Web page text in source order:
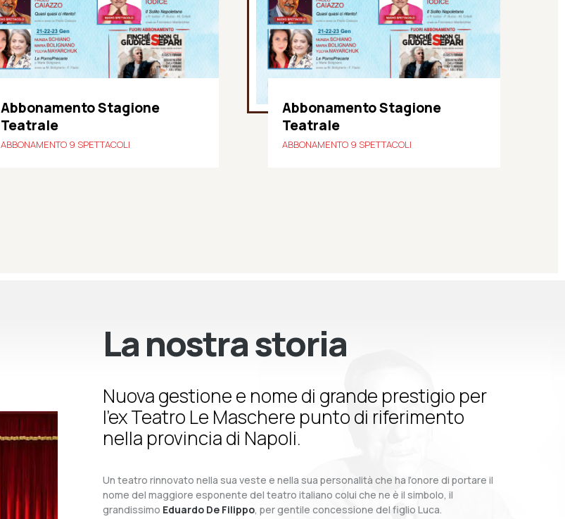
Abbonamento Stagione
Teatrale
ABBONAMENTO 9 SPETTACOLI
Abbonamento Stagione
Teatrale
ABBONAMENTO 9 SPETTACOLI
La nostra storia
Nuova gestione e nome di grande prestigio per
l’ex Teatro Le Maschere punto di riferimento
nella provincia di Napoli.
Un teatro rinnovato nella sua veste e nella sua personalità che ha l’onore di portare il
nome del maggiore esponente del teatro italiano colui che ne è il simbolo, il
grandissimo Eduardo De Filippo, per gentile concessione del figlio Luca.